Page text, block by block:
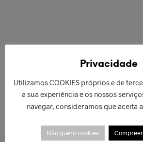
Privacidade
Utilizamos COOKIES próprios e de
a sua experiência e os nossos
navegar, consideramos que aceita
Não quero cookies